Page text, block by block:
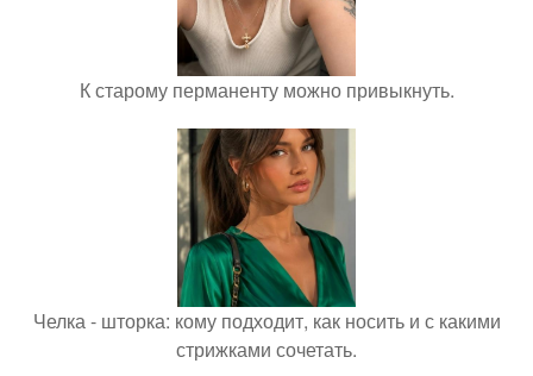
К старому перманенту можно привыкнуть.
Челка - шторка: кому подходит, как носить и с какими
стрижками сочетать.